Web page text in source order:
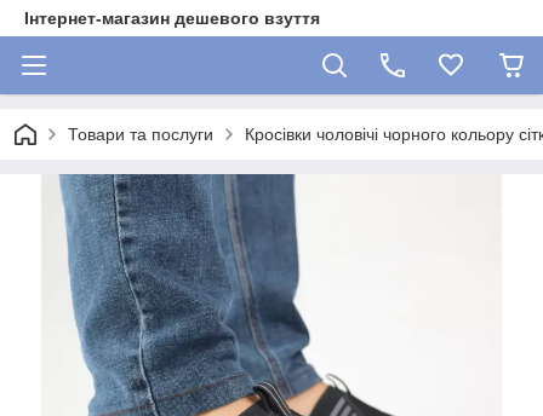
Інтернет-магазин дешевого взуття
Товари та послуги Кросівки чоловічі чорного кольору